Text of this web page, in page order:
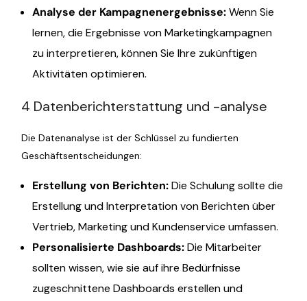
Analyse der Kampagnenergebnisse:Wenn Sie
lernen, die Ergebnisse von Marketingkampagnen
zu interpretieren, können Sie Ihre zukünftigen
Aktivitäten optimieren.
4 Datenberichterstattung und -analyse
Die Datenanalyse ist der Schlüssel zu fundierten
Geschäftsentscheidungen:
Erstellung von Berichten:Die Schulung sollte die
Erstellung und Interpretation von Berichten über
Vertrieb, Marketing und Kundenservice umfassen.
Personalisierte Dashboards:Die Mitarbeiter
sollten wissen, wie sie auf ihre Bedürfnisse
zugeschnittene Dashboards erstellen und